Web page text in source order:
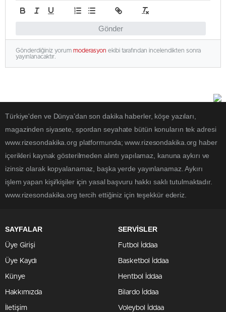
Gönder
Gönderdiğiniz yorum moderasyon ekibi tarafından incelendikten sonra
yayınlanacaktır.
Türkiye'den ve Dünya’dan son dakika haberler, köşe yazıları,
magazinden siyasete, spordan seyahate bütün konuların tek adresi
www.rizesondakika.org platformunda; www.rizesondakika.org haber
içerikleri kaynak gösterilmeden alıntı yapılamaz, kanuna aykırı ve
izinsiz olarak kopyalanamaz, başka yerde yayınlanamaz. Aykırı
işlem yapan kişi/kişiler için yasal başvuru hakkı saklı tutulmaktadır.
www.rizesondakika.org tercih ettiğiniz için teşekkür ederiz.
SAYFALAR
Üye Girişi
Üye Kaydı
Künye
Hakkımızda
İletişim
SERVİSLER
Futbol İddaa
Basketbol İddaa
Hentbol İddaa
Bilardo İddaa
Voleybol İddaa